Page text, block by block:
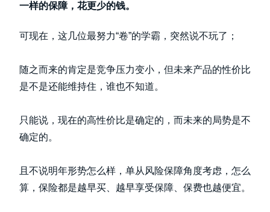
一样的保障，花更少的钱。
可现在，这几位最努力“卷”的学霸，突然说不玩了；
随之而来的肯定是竞争压力变小，但未来产品的性价比
是不是还能维持住，谁也不知道。
只能说，现在的高性价比是确定的，而未来的局势是不
确定的。
且不说明年形势怎么样，单从风险保障角度考虑，怎么
算，保险都是越早买、越早享受保障、保费也越便宜。